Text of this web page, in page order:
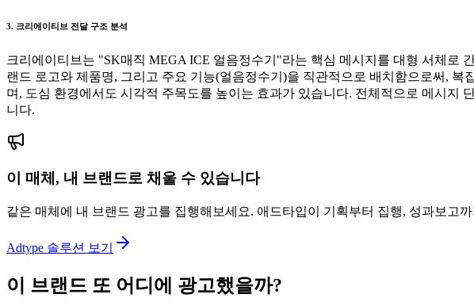
3. 크리에이티브 전달 구조 분석
크리에이티브는 "SK매직 MEGA ICE 얼음정수기"라는 핵심 메시지를 대형 서체로
랜드 로고와 제품명, 그리고 주요 기능(얼음정수기)을 직관적으로 배치함으로써,
며, 도심 환경에서도 시각적 주목도를 높이는 효과가 있습니다. 전체적으로 메시지
니다.
이 매체, 내 브랜드로 채울 수 있습니다
같은 매체에 내 브랜드 광고를 집행해보세요. 애드타입이 기획부터 집행, 성과보고
Adtype 솔루션 보기
이 브랜드 또 어디에 광고했을까?